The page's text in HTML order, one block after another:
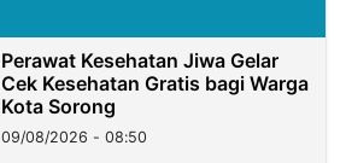
Perawat Kesehatan Jiwa Gelar
Cek Kesehatan Gratis bagi Warga
Kota Sorong
09/08/2026 - 08:50